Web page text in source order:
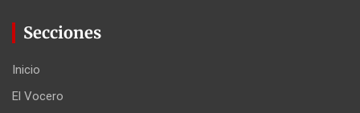
Secciones
Inicio
El Vocero